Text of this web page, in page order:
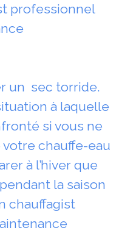
professionnel
un sec torride.
à laquelle
si vous ne
chauffe-eau
à l’hiver que
la saison
chauffagist